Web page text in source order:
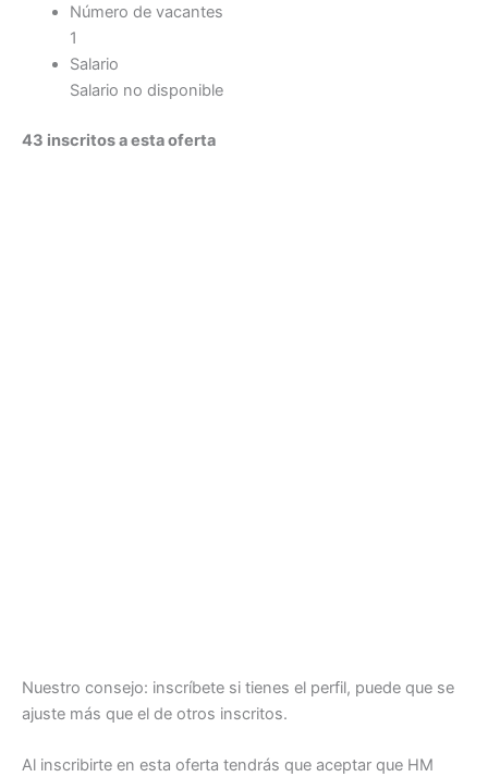
Número de vacantes
1
Salario
Salario no disponible
43 inscritos a esta oferta
Nuestro consejo: inscríbete si tienes el perfil, puede que se
ajuste más que el de otros inscritos.
Al inscribirte en esta oferta tendrás que aceptar que HM